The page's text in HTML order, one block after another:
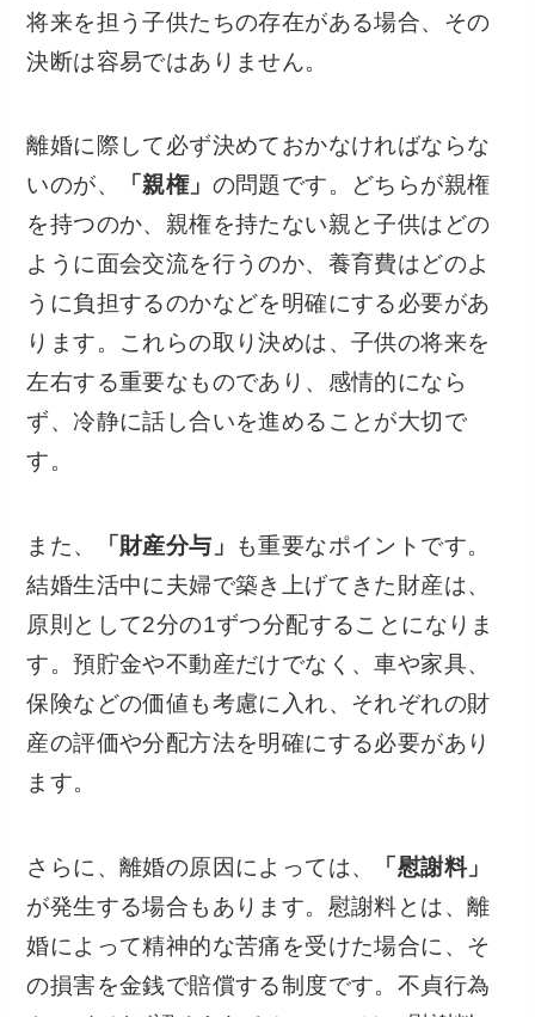
将来を担う子供たちの存在がある場合、その
決断は容易ではありません。
離婚に際して必ず決めておかなければならな
いのが、
「親権」 の問題です。どちらが親権
を持つのか、親権を持たない親と子供はどの
ように面会交流を行うのか、養育費はどのよ
うに負担するのかなどを明確にする必要があ
ります。これらの取り決めは、子供の将来を
左右する重要なものであり、感情的になら
ず、冷静に話し合いを進めることが大切で
す。
また、 「財産分与」
も重要なポイントです。
結婚生活中に夫婦で築き上げてきた財産は、
原則として2分の1ずつ分配することになりま
す。預貯金や不動産だけでなく、車や家具、
保険などの価値も考慮に入れ、それぞれの財
産の評価や分配方法を明確にする必要があり
ます。
さらに、離婚の原因によっては、
「慰謝料」
が発生する場合もあります。慰謝料とは、離
婚によって精神的な苦痛を受けた場合に、そ
の損害を金銭で賠償する制度です。不貞行為